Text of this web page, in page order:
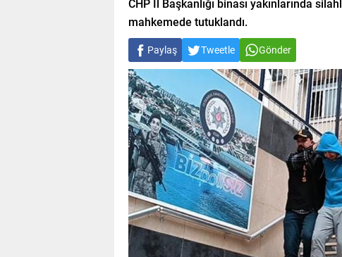
CHP İl Başkanlığı binası yakınlarında
mahkemede tutuklandı.
Paylaş Tweetle Gönder